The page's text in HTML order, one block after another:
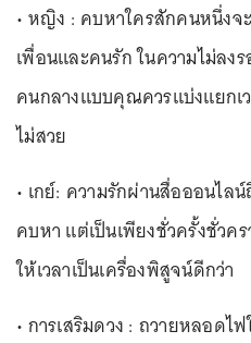
• หญิง : คบหาใครสักคนหนึ่งจ
เพื่อนและคนรัก ในความไม่ลง
คนกลางแบบคุณควรแบ่งแยก
ไม่สวย
• เกย์: ความรักผ่านสื่อออนไล
คบหา แต่เป็นเพียงชั่วครั้งชั่วค
ให้เวลาเป็นเครื่องพิสูจน์ดีกว่า
• การเสริมดวง : ถวายหลอดไ